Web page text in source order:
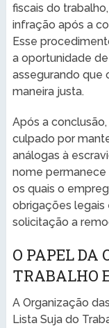
fiscais do
infração após a
Esse
a oportunidade
assegurando que
maneira justa.
Após a
culpado por
análogas à
nome permanece
os quais o
obrigações legais
solicitação a
O PAPEL DA
TRABALHO
A Organização
Lista Suja do